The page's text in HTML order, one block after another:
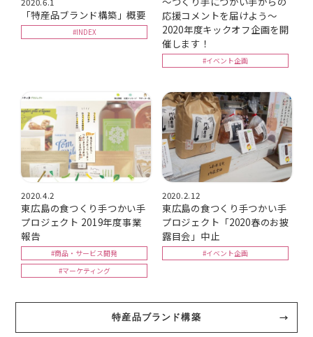
「特産品ブランド構築」概要
#INDEX
応援コメントを届けよう～
2020年度キックオフ企画を開
催します！
#イベント企画
2020.4.2
東広島の食つくり手つかい手
プロジェクト 2019年度事業
報告
#商品・サービス開発
#マーケティング
2020.2.12
東広島の食つくり手つかい手
プロジェクト「2020春のお披
露目会」中止
#イベント企画
特産品ブランド構築